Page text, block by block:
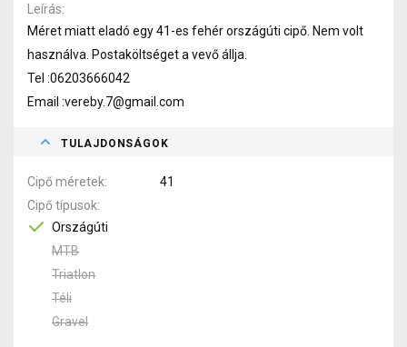
Leírás
Méret miatt eladó egy 41-es fehér országúti cipő. Nem volt
használva. Postaköltséget a vevő állja.
Tel :06203666042
Email :vereby.7@gmail.com
TULAJDONSÁGOK
Cipő méretek
41
Cipő típusok
Országúti
MTB
Triatlon
Téli
Gravel